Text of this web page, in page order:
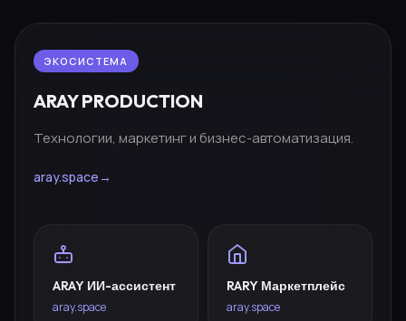
ЭКОСИСТЕМА
ARAY PRODUCTION
Технологии, маркетинг и бизнес-автоматизация.
aray.space→
ARAY ИИ-ассистент
aray.space
RARY Маркетплейс
aray.space